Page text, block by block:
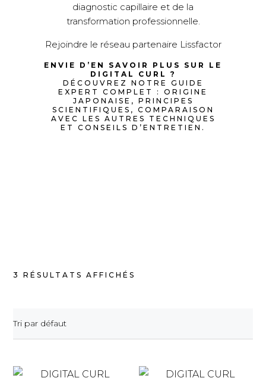
diagnostic capillaire et de la
transformation professionnelle.
Rejoindre le réseau partenaire Lissfactor
ENVIE D’EN SAVOIR PLUS SUR LE
DIGITAL CURL ?
DÉCOUVREZ NOTRE GUIDE
EXPERT COMPLET : ORIGINE
JAPONAISE, PRINCIPES
SCIENTIFIQUES, COMPARAISON
AVEC LES AUTRES TECHNIQUES
ET CONSEILS D’ENTRETIEN.
3 RÉSULTATS AFFICHÉS
Tri par défaut